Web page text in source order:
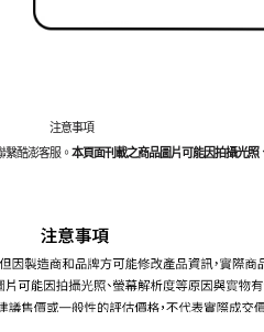
注意事項
繫酷澎客服。本頁面刊載之商品圖片可能因拍攝光